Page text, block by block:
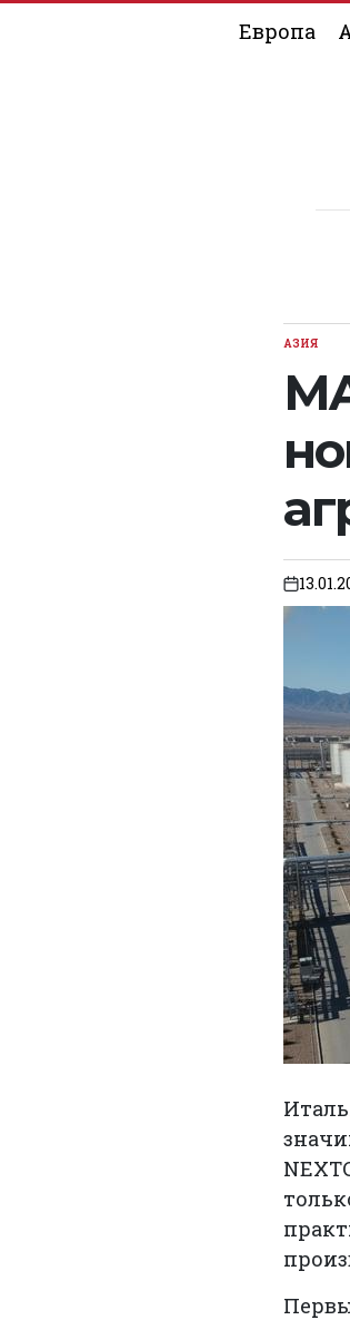
Европа
POSTED
АЗИЯ
on